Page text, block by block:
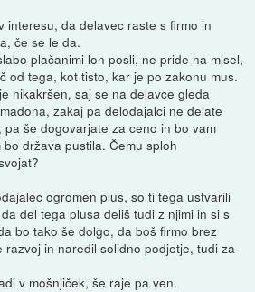
interesu, da delavec raste s firmo in
če se le da.
plačanimi lon posli, ne pride na misel,
od tega, kot tisto, kar je po zakonu mus.
nikakršen, saj se na delavce gleda
zakaj pa delodajalci ne delate
pa še dogovarjate za ceno in bo vam
država pustila. Čemu sploh
ogromen plus, so ti tega ustvarili
del tega plusa deliš tudi z njimi in si s
bo tako še dolgo, da boš firmo brez
razvoj in naredil solidno podjetje, tudi za
v mošnjiček, še raje pa ven.